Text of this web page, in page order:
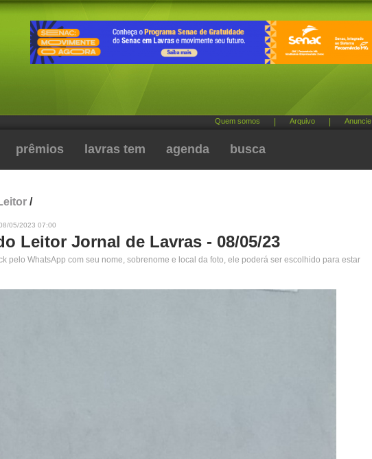
Quem somos Arquivo Anuncie
prêmios lavras tem agenda busca
/
05/2023 07:00
Leitor Jornal de Lavras - 08/05/23
pelo WhatsApp com seu nome, sobrenome e local da foto, ele poderá ser escolhido para estar